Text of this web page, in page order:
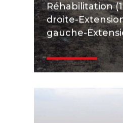
Réhabilitation
droite-
gauche-